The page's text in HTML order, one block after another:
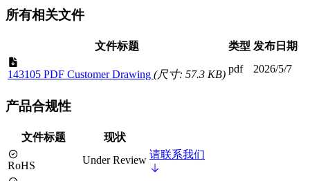
所有相关文件
文件标题 类型 发布日期
143105 PDF Customer Drawing (尺寸: 57.3 KB) pdf 2026/5/7
产品合规性
文件标题 现状
RoHS Under Review 请联系我们